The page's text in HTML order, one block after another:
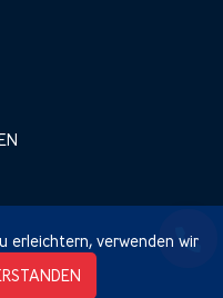
erleichtern, verwenden wir